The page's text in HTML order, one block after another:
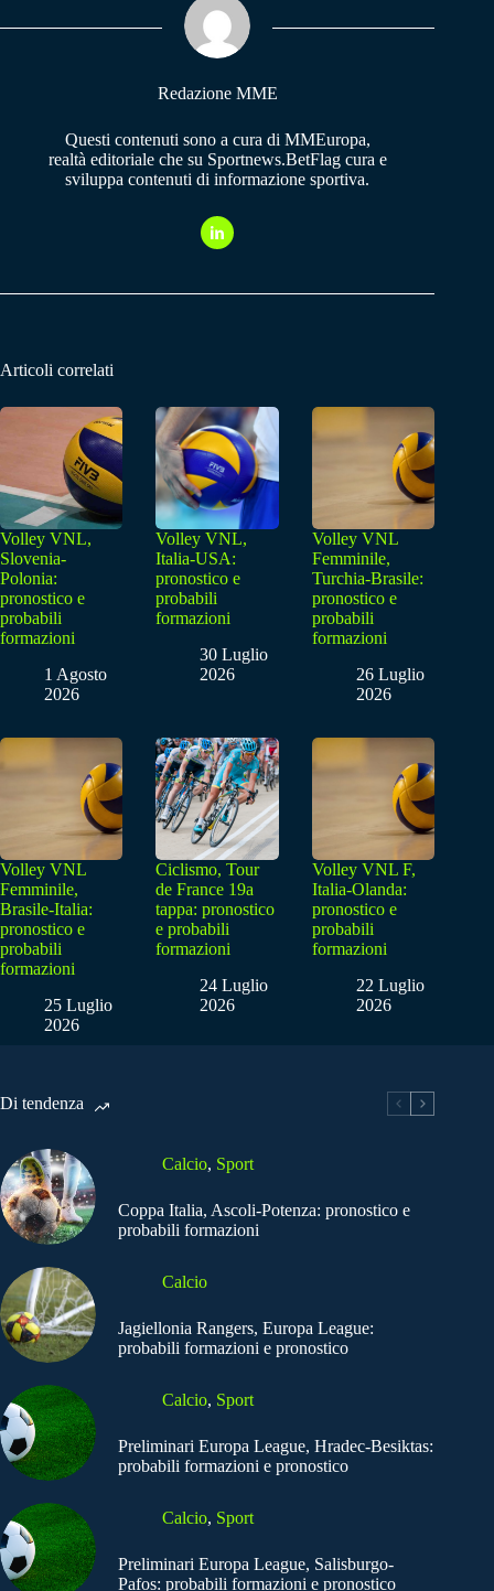
pp m
Redazione MME
Questi contenuti sono a cura di MMEuropa,
realtà editoriale che su Sportnews.BetFlag cura e
sviluppa contenuti di informazione sportiva.
Articoli correlati
Volley VNL,
Slovenia-
Polonia:
pronostico e
probabili
formazioni
1 Agosto
2026
Volley VNL,
Italia-USA:
pronostico e
probabili
formazioni
30 Luglio
2026
Volley VNL
Femminile,
Turchia-Brasile:
pronostico e
probabili
formazioni
26 Luglio
2026
Volley VNL
Femminile,
Brasile-Italia:
pronostico e
probabili
formazioni
25 Luglio
2026
Ciclismo, Tour
de France 19a
tappa: pronostico
e probabili
formazioni
24 Luglio
2026
Volley VNL F,
Italia-Olanda:
pronostico e
probabili
formazioni
22 Luglio
2026
Di tendenza
Calcio, Sport
Coppa Italia, Ascoli-Potenza: pronostico e
probabili formazioni
Calcio
Jagiellonia Rangers, Europa League:
probabili formazioni e pronostico
Calcio, Sport
Preliminari Europa League, Hradec-Besiktas:
probabili formazioni e pronostico
Calcio, Sport
Preliminari Europa League, Salisburgo-
Pafos: probabili formazioni e pronostico